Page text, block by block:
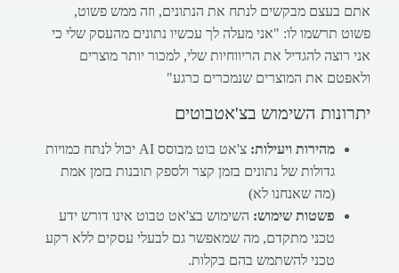
אתם בעצם מבקשים לנתח את הנתונים, וזה ממש פשוט,
פשוט תרשמו לו: "אני מעלה לך עכשיו נתונים מהעסק שלי כי
אני רוצה להגדיל את הריווחיות שלי, למכור יותר מוצרים
ולאפטם את המוצרים שנמכרים כרגע"
יתרונות השימוש בצ'אטבוטים
מהירות ויעילות:
צ'אט בוט מבוסס AI יכול לנתח כמויות
גדולות של נתונים בזמן קצר ולספק תובנות בזמן אמת
(מה שאנחנו לא)
פשטות שימוש:השימוש בצ'אט טבוט אינו דורש ידע
טכני מתקדם, מה שמאפשר גם לבעלי עסקים ללא רקע
טכני להשתמש בהם בקלות.